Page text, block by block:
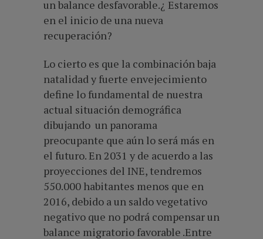
un balance desfavorable.¿ Estaremos
en el inicio de una nueva
recuperación?
Lo cierto es que la combinación baja
natalidad y fuerte envejecimiento
define lo fundamental de nuestra
actual situación demográfica
dibujando un panorama
preocupante que aún lo será más en
el futuro. En 2031 y de acuerdo a las
proyecciones del INE, tendremos
550.000 habitantes menos que en
2016, debido a un saldo vegetativo
negativo que no podrá compensar un
balance migratorio favorable .Entre